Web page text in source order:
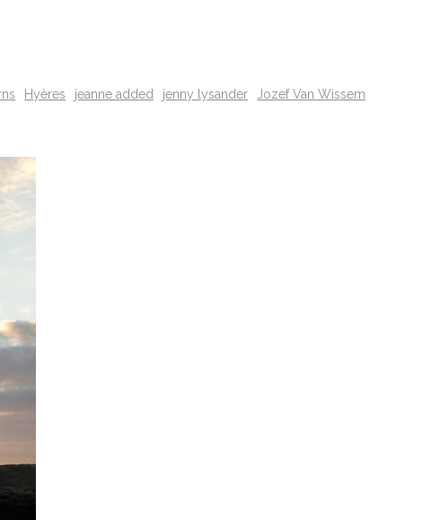
Hyères jeanne added jenny lysander
Jozef Van Wissem